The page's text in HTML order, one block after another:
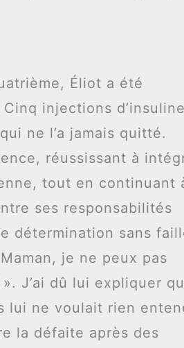
Éliot a été
injections d’insuline
ne l’a jamais quitté.
réussissant à
tout en continuant
ses responsabilités
détermination sans
je ne peux pas
J’ai dû lui expliquer
lui ne voulait rien
la défaite après des